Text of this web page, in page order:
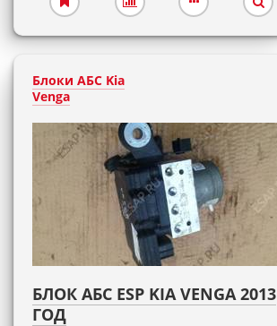
Блоки АБС Kia
Venga
БЛОК АБС ESP KIA VENGA 2013
ГОД